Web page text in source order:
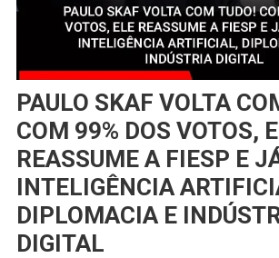
PAULO SKAF VOLTA
COM 99% DOS VOTOS,
REASSUME A FIESP E
INTELIGÊNCIA
DIPLOMACIA E
DIGITAL